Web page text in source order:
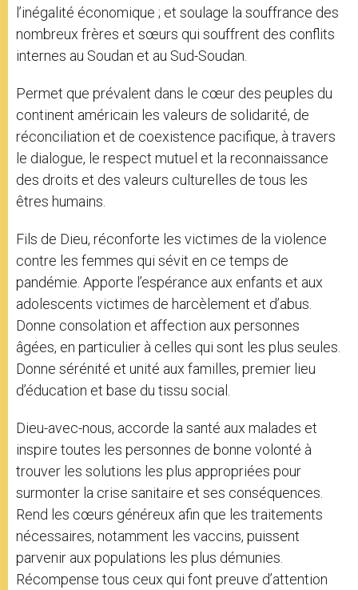
l’inégalité économique ; et soulage la souffrance des
nombreux frères et sœurs qui souffrent des conflits
internes au Soudan et au Sud-Soudan.
Permet que prévalent dans le cœur des peuples du
continent américain les valeurs de solidarité, de
réconciliation et de coexistence pacifique, à travers
le dialogue, le respect mutuel et la reconnaissance
des droits et des valeurs culturelles de tous les
êtres humains.
Fils de Dieu, réconforte les victimes de la violence
contre les femmes qui sévit en ce temps de
pandémie. Apporte l’espérance aux enfants et aux
adolescents victimes de harcèlement et d’abus.
Donne consolation et affection aux personnes
âgées, en particulier à celles qui sont les plus seules.
Donne sérénité et unité aux familles, premier lieu
d’éducation et base du tissu social.
Dieu-avec-nous, accorde la santé aux malades et
inspire toutes les personnes de bonne volonté à
trouver les solutions les plus appropriées pour
surmonter la crise sanitaire et ses conséquences.
Rend les cœurs généreux afin que les traitements
nécessaires, notamment les vaccins, puissent
parvenir aux populations les plus démunies.
Récompense tous ceux qui font preuve d’attention